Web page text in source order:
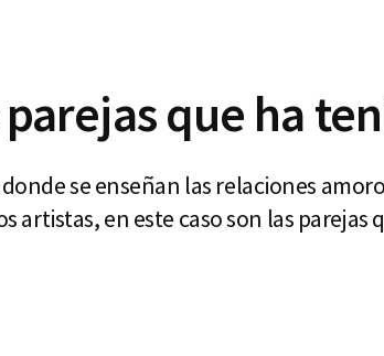
parejas que ha
se enseñan las relaciones
artistas, en este caso son las parejas